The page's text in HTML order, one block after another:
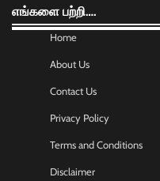
எங்களை பற்றி….
Home
About Us
Contact Us
Privacy Policy
Terms and Conditions
Disclaimer